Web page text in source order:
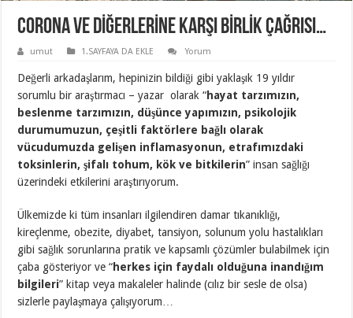
CORONA ve DİĞERLERİNE KARŞI BİRLİK ÇAĞRISI…
umut 1.SAYFAYA DA EKLE Yorum
Değerli arkadaşlarım, hepinizin bildiği gibi yaklaşık 19 yıldır
sorumlu bir araştırmacı – yazar olarak “hayat tarzımızın,
beslenme tarzımızın, düşünce yapımızın, psikolojik
durumumuzun, çeşitli faktörlere bağlı olarak
vücudumuzda gelişen inflamasyonun, etrafımızdaki
toksinlerin, şifalı tohum, kök ve bitkilerin” insan sağlığı
üzerindeki etkilerini araştırıyorum.
Ülkemizde ki tüm insanları ilgilendiren damar tıkanıklığı,
kireçlenme, obezite, diyabet, tansiyon, solunum yolu hastalıkları
gibi sağlık sorunlarına pratik ve kapsamlı çözümler bulabilmek için
çaba gösteriyor ve “herkes için faydalı olduğuna inandığım
bilgileri” kitap veya makaleler halinde (cılız bir sesle de olsa)
sizlerle paylaşmaya çalışıyorum…